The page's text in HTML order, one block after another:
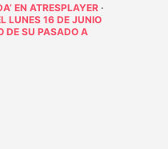
EN ATRESPLAYER ·
LUNES 16 DE JUNIO
DE SU PASADO A